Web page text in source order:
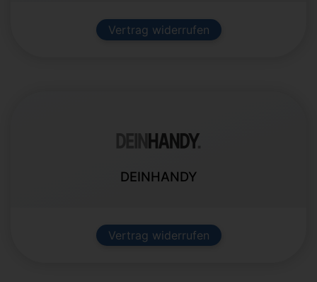
Vertrag widerrufen
DEINHANDY
Vertrag widerrufen